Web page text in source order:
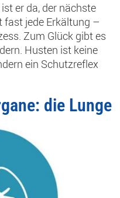
er da, der nächste
fast jede Erkältung –
Zum Glück gibt es
Husten ist keine
ein Schutzreflex
die Lunge